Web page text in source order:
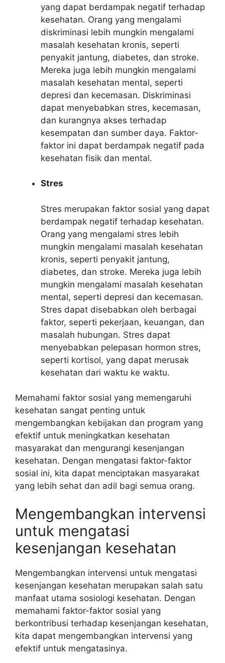
yang dapat berdampak negatif terhadap
kesehatan. Orang yang mengalami
diskriminasi lebih mungkin mengalami
masalah kesehatan kronis, seperti
penyakit jantung, diabetes, dan stroke.
Mereka juga lebih mungkin mengalami
masalah kesehatan mental, seperti
depresi dan kecemasan. Diskriminasi
dapat menyebabkan stres, kecemasan,
dan kurangnya akses terhadap
kesempatan dan sumber daya. Faktor-
faktor ini dapat berdampak negatif pada
kesehatan fisik dan mental.
Stres
Stres merupakan faktor sosial yang dapat
berdampak negatif terhadap kesehatan.
Orang yang mengalami stres lebih
mungkin mengalami masalah kesehatan
kronis, seperti penyakit jantung,
diabetes, dan stroke. Mereka juga lebih
mungkin mengalami masalah kesehatan
mental, seperti depresi dan kecemasan.
Stres dapat disebabkan oleh berbagai
faktor, seperti pekerjaan, keuangan, dan
masalah hubungan. Stres dapat
menyebabkan pelepasan hormon stres,
seperti kortisol, yang dapat merusak
kesehatan dari waktu ke waktu.
Memahami faktor sosial yang memengaruhi
kesehatan sangat penting untuk
mengembangkan kebijakan dan program yang
efektif untuk meningkatkan kesehatan
masyarakat dan mengurangi kesenjangan
kesehatan. Dengan mengatasi faktor-faktor
sosial ini, kita dapat menciptakan masyarakat
yang lebih sehat dan adil bagi semua orang.
Mengembangkan intervensi
untuk mengatasi
kesenjangan kesehatan
Mengembangkan intervensi untuk mengatasi
kesenjangan kesehatan merupakan salah satu
manfaat utama sosiologi kesehatan. Dengan
memahami faktor-faktor sosial yang
berkontribusi terhadap kesenjangan kesehatan,
kita dapat mengembangkan intervensi yang
efektif untuk mengatasinya.